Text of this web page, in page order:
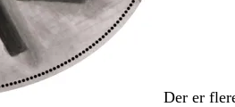
Der er